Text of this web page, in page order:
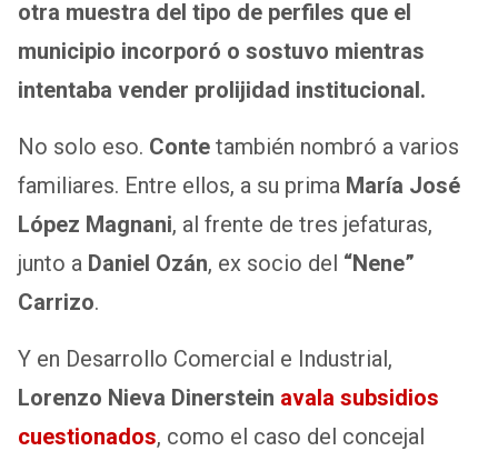
otra muestra del tipo de perfiles que el
municipio incorporó o sostuvo mientras
intentaba vender prolijidad institucional.
No solo eso. Conte también nombró a varios
familiares. Entre ellos, a su prima María José
López Magnani, al frente de tres jefaturas,
junto a Daniel Ozán, ex socio del “Nene”
Carrizo.
Y en Desarrollo Comercial e Industrial,
Lorenzo Nieva Dinerstein avala subsidios
cuestionados, como el caso del concejal